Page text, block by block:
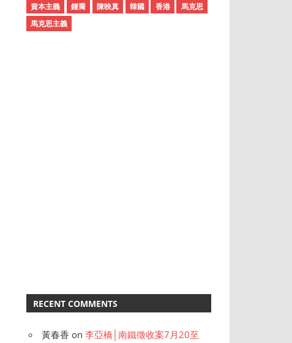
資本主義
鍾喬 陳映真 韓國 香港
馬克思
馬克思主義
RECENT COMMENTS
黃春香 on李亞橋│南鐵徵收案7月20至